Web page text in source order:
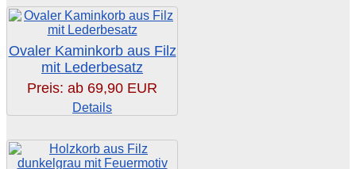
Ovaler Kaminkorb aus Filz
mit Lederbesatz
Preis: ab 69,90 EUR
Details